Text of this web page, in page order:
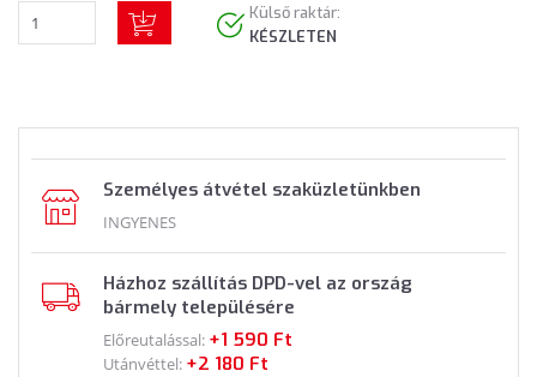
Külső raktár:
KÉSZLETEN
Személyes átvétel szaküzletünkben
INGYENES
Házhoz szállítás DPD-vel az ország
bármely településére
Előreutalással: +1 590 Ft
Utánvéttel: +2 180 Ft